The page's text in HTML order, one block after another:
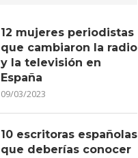
12 mujeres periodistas
que cambiaron la radio
y la televisión en
España
09/03/2023
10 escritoras españolas
que deberías conocer